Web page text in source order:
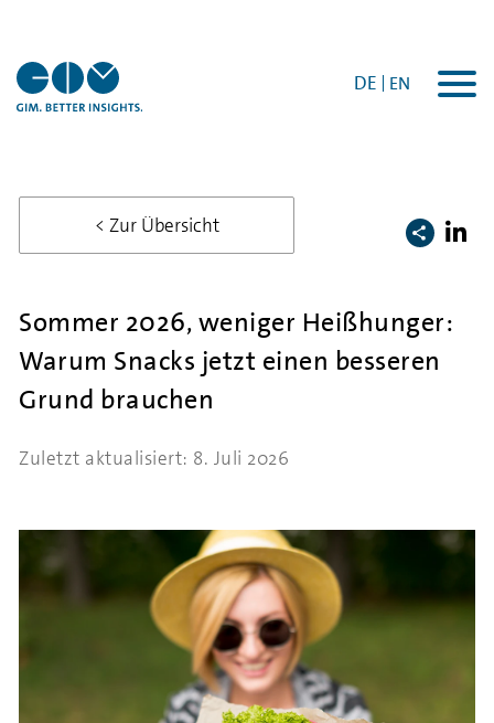
DE EN
< Zur Übersicht
Sommer 2026, weniger Heißhunger:
Warum Snacks jetzt einen besseren
Grund brauchen
Zuletzt aktualisiert: 8. Juli 2026